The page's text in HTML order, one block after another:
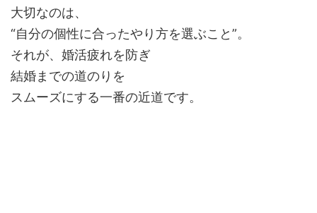
大切なのは、
“自分の個性に合ったやり方を選ぶこと”。
それが、婚活疲れを防ぎ
結婚までの道のりを
スムーズにする一番の近道です。